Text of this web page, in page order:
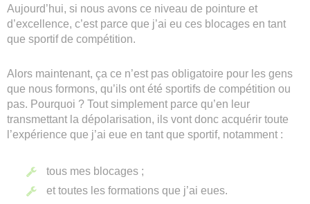
Aujourd’hui, si nous avons ce niveau de pointure et
d’excellence, c’est parce que j’ai eu ces blocages en tant
que sportif de compétition.
Alors maintenant, ça ce n’est pas obligatoire pour les gens
que nous formons, qu’ils ont été sportifs de compétition ou
pas. Pourquoi ? Tout simplement parce qu’en leur
transmettant la dépolarisation, ils vont donc acquérir toute
l’expérience que j’ai eue en tant que sportif, notamment :
tous mes blocages ;
et toutes les formations que j’ai eues.